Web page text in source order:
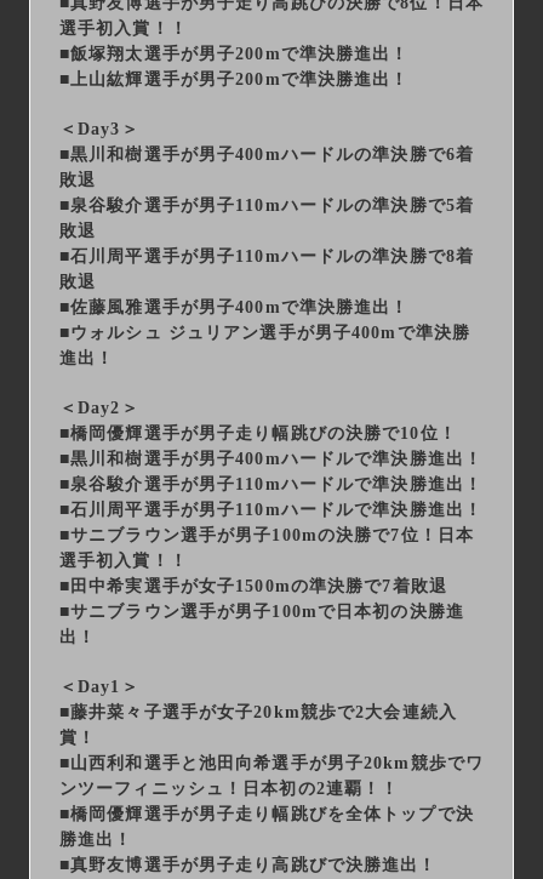
選手初入賞！！
■飯塚翔太選手が男子200mで準決勝進出！
■上山紘輝選手が男子200mで準決勝進出！
＜Day3＞
■黒川和樹選手が男子400mハードルの準決勝で6着
敗退
■泉谷駿介選手が男子110mハードルの準決勝で5着
敗退
■石川周平選手が男子110mハードルの準決勝で8着
敗退
■佐藤風雅選手が男子400mで準決勝進出！
■ウォルシュ ジュリアン選手が男子400mで準決勝
進出！
＜Day2＞
■橋岡優輝選手が男子走り幅跳びの決勝で10位！
■黒川和樹選手が男子400mハードルで準決勝進出！
■泉谷駿介選手が男子110mハードルで準決勝進出！
■石川周平選手が男子110mハードルで準決勝進出！
■サニブラウン選手が男子100mの決勝で7位！日本
選手初入賞！！
■田中希実選手が女子1500mの準決勝で7着敗退
■サニブラウン選手が男子100mで日本初の決勝進
出！
＜Day1＞
■藤井菜々子選手が女子20km競歩で2大会連続入
賞！
■山西利和選手と池田向希選手が男子20km競歩でワ
ンツーフィニッシュ！日本初の2連覇！！
■橋岡優輝選手が男子走り幅跳びを全体トップで決
勝進出！
■真野友博選手が男子走り高跳びで決勝進出！